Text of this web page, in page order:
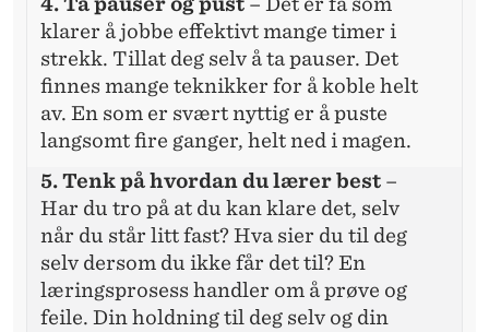
klarer å jobbe effektivt mange timer i
strekk. Tillat deg selv å ta pauser. Det
finnes mange teknikker for å koble helt
av. En som er svært nyttig er å puste
langsomt fire ganger, helt ned i magen.
5. Tenk på hvordan du lærer best –
Har du tro på at du kan klare det, selv
når du står litt fast? Hva sier du til deg
selv dersom du ikke får det til? En
læringsprosess handler om å prøve og
feile. Din holdning til deg selv og din